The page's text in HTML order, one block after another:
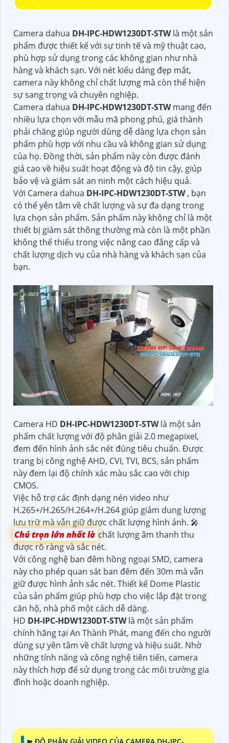
Camera dahua DH-IPC-HDW1230DT-STWlà một sản
phẩm được thiết kế với sự tinh tế và mỹ thuật cao,
phù hợp sử dụng trong các không gian như nhà
hàng và khách sạn. Với nét kiểu dáng đẹp mắt,
camera này không chỉ chất lượng mà còn thể hiện
sự sang trọng và chuyên nghiệp.
Camera dahua DH-IPC-HDW1230DT-STWmang đến
nhiều lựa chọn với mẫu mã phong phú, giá thành
phải chăng giúp người dùng dễ dàng lựa chọn sản
phẩm phù hợp với nhu cầu và không gian sử dụng
của họ. Đồng thời, sản phẩm này còn được đánh
giá cao về hiệu suất hoạt động và độ tin cậy, giúp
bảo vệ và giám sát an ninh một cách hiệu quả.
Với Camera dahua DH-IPC-HDW1230DT-STW, bạn
có thể yên tâm về chất lượng và sự đa dạng trong
lựa chọn sản phẩm. Sản phẩm này không chỉ là một
thiết bị giám sát thông thường mà còn là một phần
không thể thiếu trong việc nâng cao đẳng cấp và
chất lượng dịch vụ của nhà hàng và khách sạn của
bạn.
Camera HD DH-IPC-HDW1230DT-STWlà một sản
phẩm chất lượng với độ phân giải 2.0 megapixel,
đem đến hình ảnh sắc nét đúng tiêu chuẩn. Được
trang bị công nghệ AHD, CVI, TVI, BCS, sản phẩm
này đem lại độ chính xác màu sắc cao với chip
CMOS.
Việc hỗ trợ các định dạng nén video như
H.265+/H.265/H.264+/H.264 giúp giảm dung lượng
lưu trữ mà vẫn giữ được chất lượng hình ảnh. 🎤
Chú trọn lớn nhất là chất lượng âm thanh thu
được rõ ràng và sắc nét.
Với công nghệ ban đêm hồng ngoại SMD, camera
này cho phép quan sát ban đêm đến 30m mà vẫn
giữ được hình ảnh sắc nét. Thiết kế Dome Plastic
của sản phẩm giúp phù hợp cho việc lắp đặt trong
căn hộ, nhà phố một cách dễ dàng.
HD DH-IPC-HDW1230DT-STWlà một sản phẩm
chính hãng tại An Thành Phát, mang đến cho người
dùng sự yên tâm về chất lượng và hiệu suất. Nhờ
những tính năng và công nghệ tiên tiến, camera
này thích hợp để sử dụng trong các môi trường gia
đình hoặc doanh nghiệp.
➽ ĐỘ PHÂN GIẢI VIDEO CỦA CAMERA DH-IPC-